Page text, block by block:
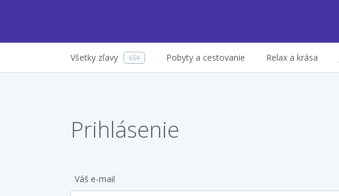
Všetky zľavy 654 Pobyty a cestovanie Relax a krása
Prihlásenie
Váš e-mail